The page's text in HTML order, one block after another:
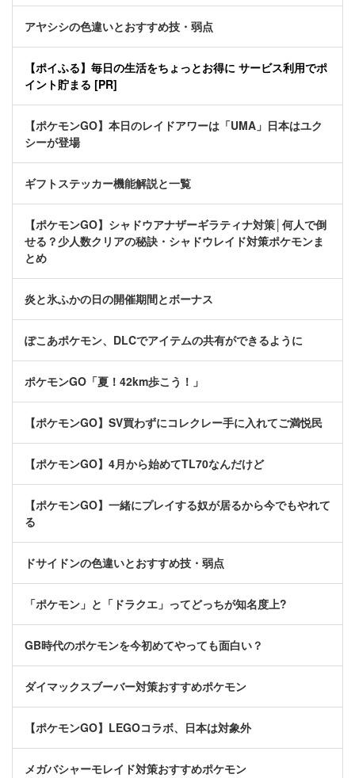
アヤシシの色違いとおすすめ技・弱点
【ポイふる】毎日の生活をちょっとお得に サービス利用でポ
イント貯まる [PR]
【ポケモンGO】本日のレイドアワーは「UMA」日本はユク
シーが登場
ギフトステッカー機能解説と一覧
【ポケモンGO】シャドウアナザーギラティナ対策│何人で倒
せる？少人数クリアの秘訣・シャドウレイド対策ポケモンま
とめ
炎と氷ふかの日の開催期間とボーナス
ぽこあポケモン、DLCでアイテムの共有ができるように
ポケモンGO「夏！42km歩こう！」
【ポケモンGO】SV買わずにコレクレー手に入れてご満悦民
【ポケモンGO】4月から始めてTL70なんだけど
【ポケモンGO】一緒にプレイする奴が居るから今でもやれて
る
ドサイドンの色違いとおすすめ技・弱点
「ポケモン」と「ドラクエ」ってどっちが知名度上?
GB時代のポケモンを今初めてやっても面白い？
ダイマックスブーバー対策おすすめポケモン
【ポケモンGO】LEGOコラボ、日本は対象外
メガバシャーモレイド対策おすすめポケモン